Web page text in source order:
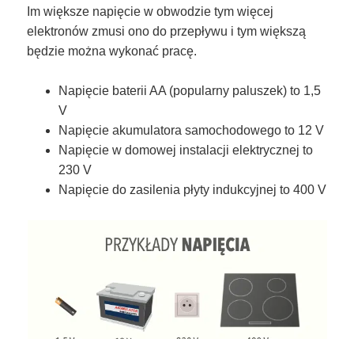
Im większe napięcie w obwodzie tym więcej
elektronów zmusi ono do przepływu i tym większą
będzie można wykonać pracę.
Napięcie baterii AA (popularny paluszek) to 1,5
V
Napięcie akumulatora samochodowego to 12 V
Napięcie w domowej instalacji elektrycznej to
230 V
Napięcie do zasilenia płyty indukcyjnej to 400 V